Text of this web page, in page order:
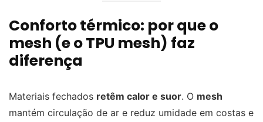
Conforto térmico: por que o
mesh (e o TPU mesh) faz
diferença
Materiais fechados retêm calor e suor. O mesh
mantém circulação de ar e reduz umidade em costas e